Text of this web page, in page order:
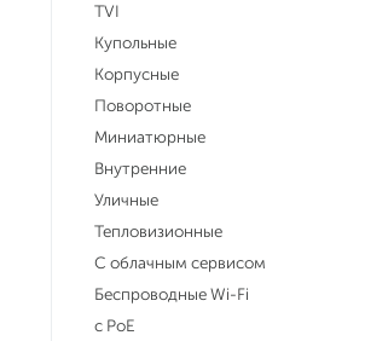
TVI
Купольные
Корпусные
Поворотные
Миниатюрные
Внутренние
Уличные
Тепловизионные
С облачным сервисом
Беспроводные Wi-Fi
c PoE